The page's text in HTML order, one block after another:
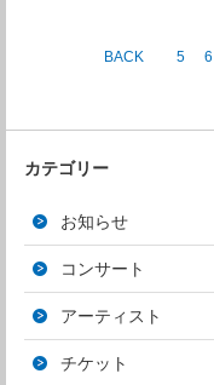
BACK 5 6
カテゴリー
お知らせ
コンサート
アーティスト
チケット